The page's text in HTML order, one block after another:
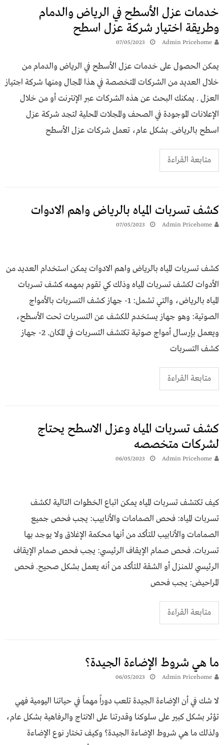
خدمات عزل الأسطح في الرياض والدمام
وطريقة اختيار شركة عزل اسطح
Admin Pricehome
07/05/2023
يمكن الحصول على خدمات عزل الأسطح في الرياض والدمام من
خلال العديد من الشركات المتخصصة في هذا المجال ومنها شركة اجتياز
العزل . يمكنك البحث عن هذه الشركات عبر الإنترنت أو من خلال
الإعلانات الموجودة في الصحف والمجلات المحلية لتجد شركة عزل
اسطح بالرياض. بشكل عام، تعمل شركات عزل الأسطح
متابعة القراءة
كشف تسربات المياه بالرياض واهم الادوات
Admin Pricehome
07/05/2023
كشف تسربات المياه بالرياض واهم الادوات يمكن استخدام العديد من
الأدوات لكشف تسربات المياه وذلك كي تقوم بمهمه كشف تسربات
المياه بالرياض، والتي تشمل: 1- جهاز كشف التسربات بالأمواج
الصوتية: وهو جهاز يستخدم للكشف عن التسربات تحت الأسطح،
ويعمل بإرسال أمواج صوتية تكتشف التسربات في المكان. 2- جهاز
كشف التسربات
متابعة القراءة
كشف تسربات المياه وعزل الاسطح يحتاج
لشركات متخصصه
Admin Pricehome
06/05/2023
كيف تكتشف تسربات المياه يمكن اتباع الخطوات التالية لكشف
تسربات المياه: فحص الصمامات والأنابيب: يجب فحص جميع
الصمامات والأنابيب للتأكد من أنها محكمة الإغلاق ولا يوجد بها
تسربات. فحص صمام الإيقاف الرئيسي: يجب فحص صمام الإيقاف
الرئيسي للمنزل أو الشقة للتأكد من أنه يعمل بشكل صحيح. فحص
المراحيض: يجب فحص
متابعة القراءة
ما هي شروط الإضاءة الجيدة؟
Admin Pricehome
06/05/2023
لا شك في أن الإضاءة الجيدة تلعب دوراً مهماً في حياتنا اليومية فهي
تؤثر بشكل كبير على سلوكنا وقدرتنا على الانتاج والرفاهية بشكل عام،
ولذلك ما هي شروط الإضاءة الجيدة؟ وكيف تختار نوع الإضاءة